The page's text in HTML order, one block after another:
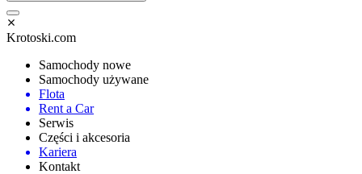
Krotoski.com
Samochody nowe
Samochody używane
Flota
Rent a Car
Serwis
Części i akcesoria
Kariera
Kontakt